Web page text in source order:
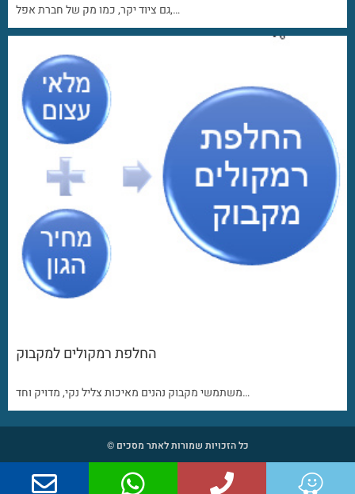
גם ציוד יקר, כמו מק של חברת אפל,…
החלפת רמקולים למקבוק
משתמשי מקבוק נהנים מאיכות צליל נקי, מדויק וחד…
כל הזכויות שמורות לאתר מסכים ©